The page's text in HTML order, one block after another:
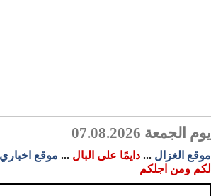
يوم الجمعة 07.08.2026
موقع الغزال ... دايمًا على البال ... موقع
لكم ومن اجلكم